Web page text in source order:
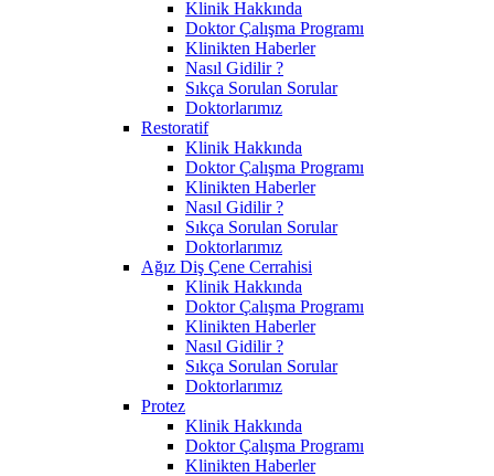
Klinik Hakkında
Doktor Çalışma Programı
Klinikten Haberler
Nasıl Gidilir ?
Sıkça Sorulan Sorular
Doktorlarımız
Restoratif
Klinik Hakkında
Doktor Çalışma Programı
Klinikten Haberler
Nasıl Gidilir ?
Sıkça Sorulan Sorular
Doktorlarımız
Ağız Diş Çene Cerrahisi
Klinik Hakkında
Doktor Çalışma Programı
Klinikten Haberler
Nasıl Gidilir ?
Sıkça Sorulan Sorular
Doktorlarımız
Protez
Klinik Hakkında
Doktor Çalışma Programı
Klinikten Haberler